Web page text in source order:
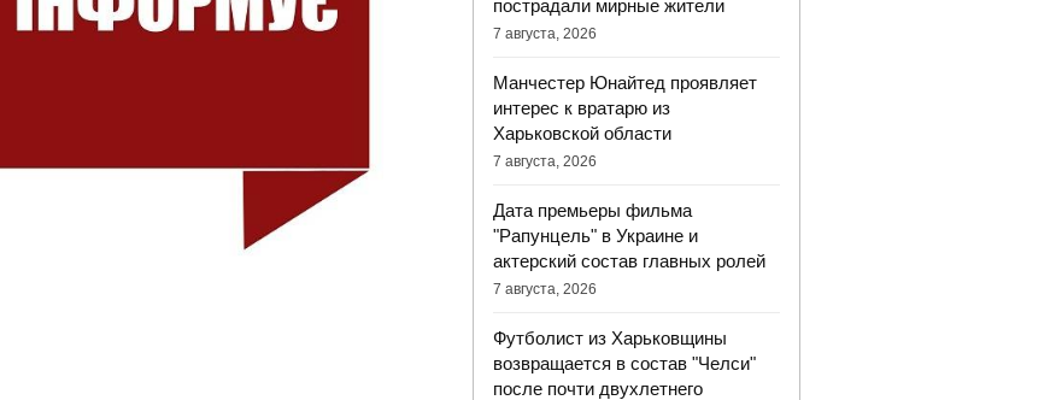
пострадали мирные жители
7 августа, 2026
Манчестер Юнайтед проявляет
интерес к вратарю из
Харьковской области
7 августа, 2026
Дата премьеры фильма
"Рапунцель" в Украине и
актерский состав главных ролей
7 августа, 2026
Футболист из Харьковщины
возвращается в состав "Челси"
после почти двухлетнего